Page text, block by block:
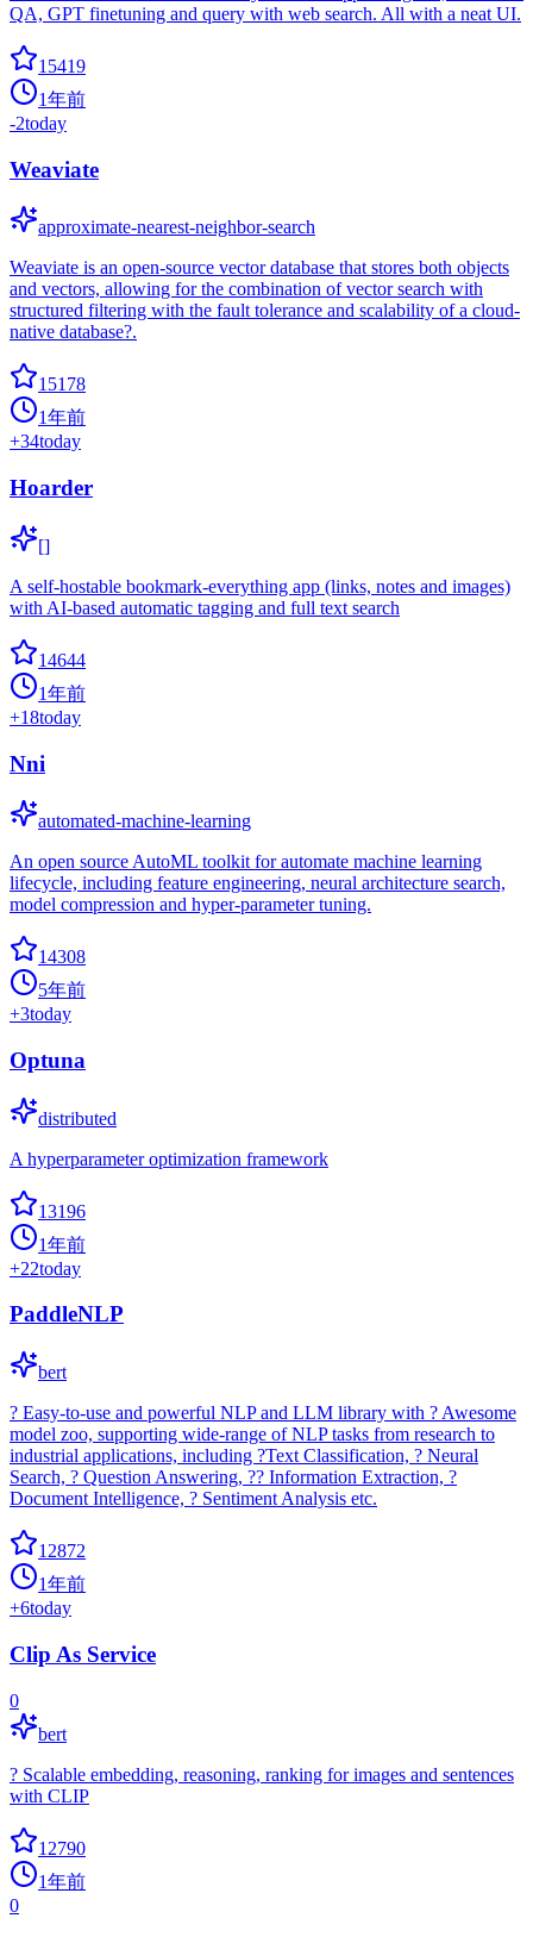
QA, GPT finetuning and query with web search. All with a neat UI.
15419
1年前
-2today
Weaviate
approximate-nearest-neighbor-search
Weaviate is an open-source vector database that stores both objects
and vectors, allowing for the combination of vector search with
structured filtering with the fault tolerance and scalability of a cloud-
native database?.
15178
1年前
+34today
Hoarder
[]
A self-hostable bookmark-everything app (links, notes and images)
with AI-based automatic tagging and full text search
14644
1年前
+18today
Nni
automated-machine-learning
An open source AutoML toolkit for automate machine learning
lifecycle, including feature engineering, neural architecture search,
model compression and hyper-parameter tuning.
14308
5年前
+3today
Optuna
distributed
A hyperparameter optimization framework
13196
1年前
+22today
PaddleNLP
bert
? Easy-to-use and powerful NLP and LLM library with ? Awesome
model zoo, supporting wide-range of NLP tasks from research to
industrial applications, including ?Text Classification, ? Neural
Search, ? Question Answering, ?? Information Extraction, ?
Document Intelligence, ? Sentiment Analysis etc.
12872
1年前
+6today
Clip As Service
0
bert
? Scalable embedding, reasoning, ranking for images and sentences
with CLIP
12790
1年前
0